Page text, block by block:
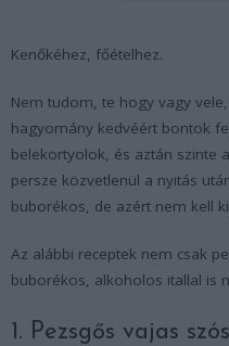
Kenőkéhez, főételhez.
Nem tudom, te hogy vagy
hagyomány kedvéért bontok
belekortyolok, és aztán szinte
persze közvetlenül a nyitás
buborékos, de azért nem kell
Az alábbi receptek nem csak
buborékos, alkoholos itallal is
1. Pezsgős vajas